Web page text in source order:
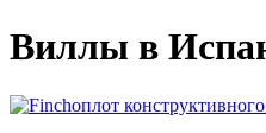
Виллы в
оплот